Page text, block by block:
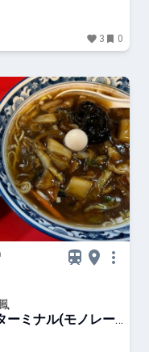
3 0
ーミナル(モノレー